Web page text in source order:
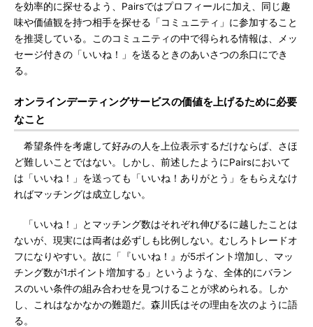
を効率的に探せるよう、Pairsではプロフィールに加え、同じ趣
味や価値観を持つ相手を探せる「コミュニティ」に参加すること
を推奨している。このコミュニティの中で得られる情報は、メッ
セージ付きの「いいね！」を送るときのあいさつの糸口にでき
る。
オンラインデーティングサービスの価値を上げるために必要
なこと
希望条件を考慮して好みの人を上位表示するだけならば、さほ
ど難しいことではない。しかし、前述したようにPairsにおいて
は「いいね！」を送っても「いいね！ありがとう」をもらえなけ
ればマッチングは成立しない。
「いいね！」とマッチング数はそれぞれ伸びるに越したことは
ないが、現実には両者は必ずしも比例しない。むしろトレードオ
フになりやすい。故に「『いいね！』が5ポイント増加し、マッ
チング数が1ポイント増加する」というような、全体的にバラン
スのいい条件の組み合わせを見つけることが求められる。しか
し、これはなかなかの難題だ。森川氏はその理由を次のように語
る。